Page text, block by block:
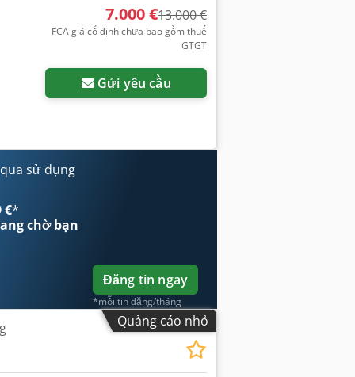
7.000 €13.000 €
FCA giá cố định chưa bao gồm thuế
GTGT
Gửi yêu cầu
sử dụng
€*
chờ bạn
Đăng tin ngay
*mỗi tin đăng/tháng
Quảng cáo nhỏ